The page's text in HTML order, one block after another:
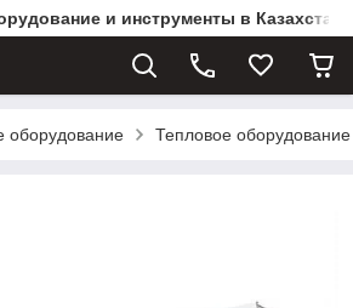
и инструменты в
Тепловое